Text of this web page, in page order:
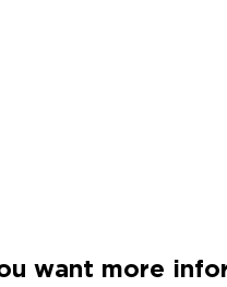
want more